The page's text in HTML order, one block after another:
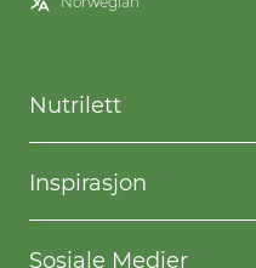
Nutrilett
Kontakt oss
Spørsmål og svar
Frakt og levering
Kjøpsbetingelser
Inspirasjon
Willpower
Oppskrifter
Sosiale Medier